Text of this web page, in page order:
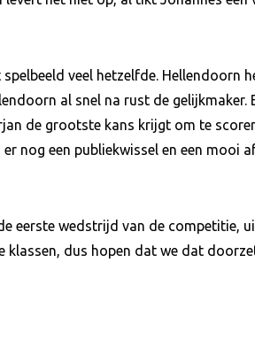
veel hetzelfde. Hellendoorn
al snel na rust de
de grootste kans krijgt om te
er nog een publiekwissel en een mooi
eerste wedstrijd van de competitie,
klassen, dus hopen dat we dat